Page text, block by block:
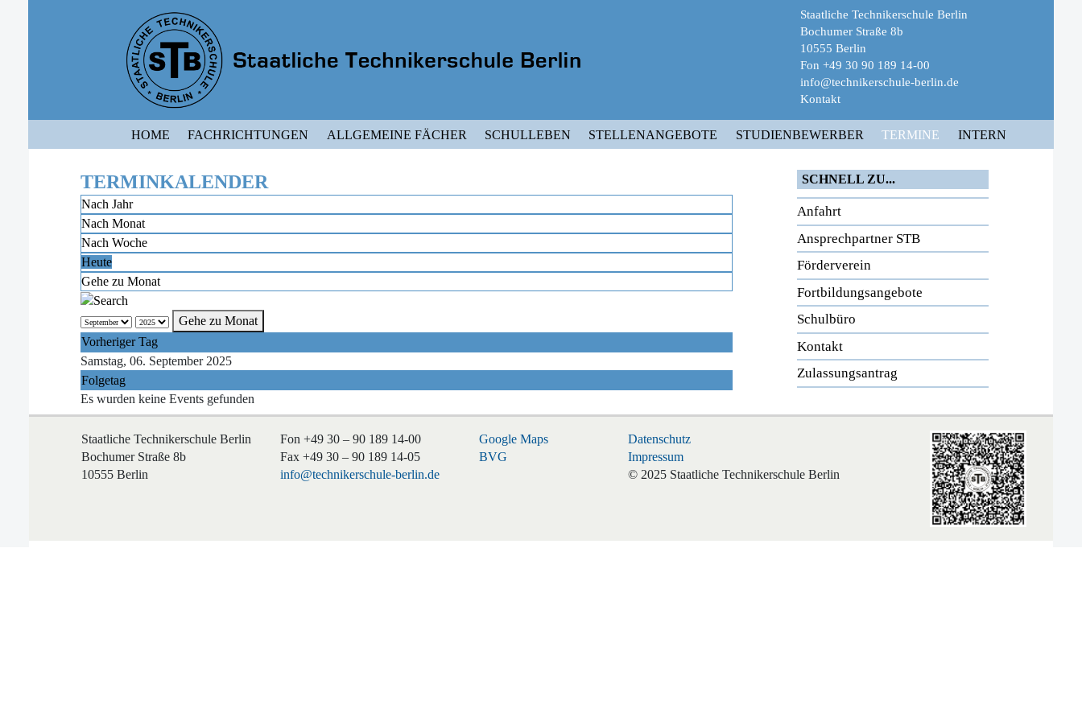
Staatliche Technikerschule Berlin
Bochumer Straße 8b
10555 Berlin
Fon +49 30 90 189 14-00
info@technikerschule-berlin.de
Kontakt
HOME FACHRICHTUNGEN ALLGEMEINE FÄCHER SCHULLEBEN STELLENANGEBOTE STUDIENBEWERBER TERMINE INTERN
TERMINKALENDER
Nach Jahr
Nach Monat
Nach Woche
Heute
Gehe zu Monat
Gehe zu Monat
Vorheriger Tag
Samstag, 06. September 2025
Folgetag
Es wurden keine Events gefunden
SCHNELL ZU...
Anfahrt
Ansprechpartner STB
Förderverein
Fortbildungsangebote
Schulbüro
Kontakt
Zulassungsantrag
Staatliche Technikerschule Berlin
Bochumer Straße 8b
10555 Berlin
Fon +49 30 – 90 189 14-00
Fax +49 30 – 90 189 14-05
info@technikerschule-berlin.de
Google Maps
BVG
Datenschutz
Impressum
© 2025 Staatliche Technikerschule Berlin